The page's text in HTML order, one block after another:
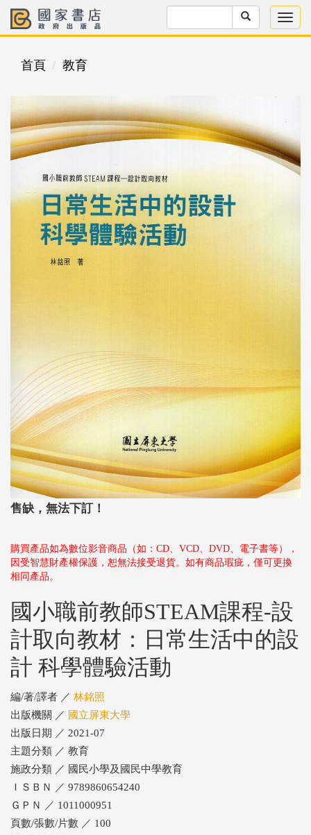
首頁 教育
售缺，無法下訂！
購買產品如為數位影音商品（如：CD、VCD、DVD、電子書等），
因受智慧財產權保護，恕無法接受退貨。如有商品瑕疵，僅可更換
相同產品。
國小職前教師STEAM課程-設
計取向教材：日常生活中的設
計 科學體驗活動
編/著/譯者 ／ 林銘照
出版機關 ／ 國立屏東大學
出版日期 ／ 2021-07
主題分類 ／ 教育
施政分類 ／ 國民小學及國民中學教育
ＩＳＢＮ ／ 9789860654240
ＧＰＮ ／ 1011000951
頁數/張數/片數 ／ 100